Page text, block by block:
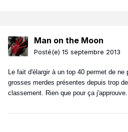
Man on the Moon
Posté(e) 15 septembre 2013
Le fait d'élargir à un top 40 permet de
grosses merdes présentes depuis trop
classement. Rien que pour ça j'approuve.